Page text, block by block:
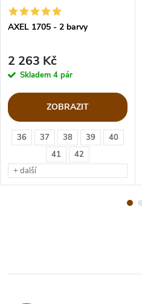
36 37 38 39
40
41
42
+ další
AXEL 1705 - 2 barvy
2 263 Kč
Skladem 4 pár
ZOBRAZIT